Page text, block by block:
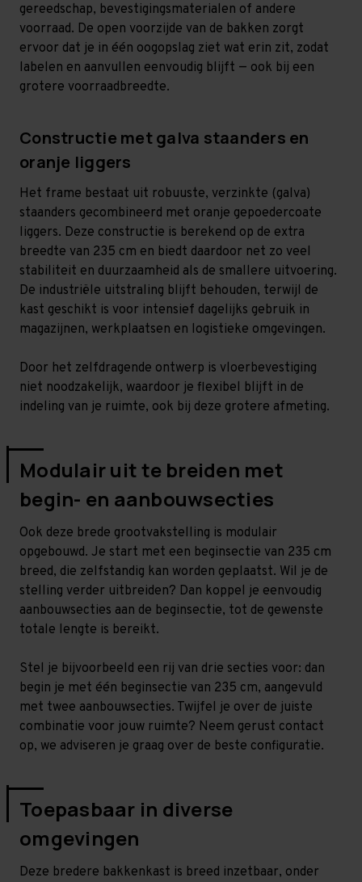
gereedschap, bevestigingsmaterialen of andere
voorraad. De open voorzijde van de bakken zorgt
ervoor dat je in één oogopslag ziet wat erin zit, zodat
labelen en aanvullen eenvoudig blijft — ook bij een
grotere voorraadbreedte.
Constructie met galva staanders en
oranje liggers
Het frame bestaat uit robuuste, verzinkte (galva)
staanders gecombineerd met oranje gepoedercoate
liggers. Deze constructie is berekend op de extra
breedte van 235 cm en biedt daardoor net zo veel
stabiliteit en duurzaamheid als de smallere uitvoering.
De industriële uitstraling blijft behouden, terwijl de
kast geschikt is voor intensief dagelijks gebruik in
magazijnen, werkplaatsen en logistieke omgevingen.
Door het zelfdragende ontwerp is vloerbevestiging
niet noodzakelijk, waardoor je flexibel blijft in de
indeling van je ruimte, ook bij deze grotere afmeting.
Modulair uit te breiden met
begin- en aanbouwsecties
Ook deze brede grootvakstelling is modulair
opgebouwd. Je start met een beginsectie van 235 cm
breed, die zelfstandig kan worden geplaatst. Wil je de
stelling verder uitbreiden? Dan koppel je eenvoudig
aanbouwsecties aan de beginsectie, tot de gewenste
totale lengte is bereikt.
Stel je bijvoorbeeld een rij van drie secties voor: dan
begin je met één beginsectie van 235 cm, aangevuld
met twee aanbouwsecties. Twijfel je over de juiste
combinatie voor jouw ruimte? Neem gerust contact
op, we adviseren je graag over de beste configuratie.
Toepasbaar in diverse
omgevingen
Deze bredere bakkenkast is breed inzetbaar, onder